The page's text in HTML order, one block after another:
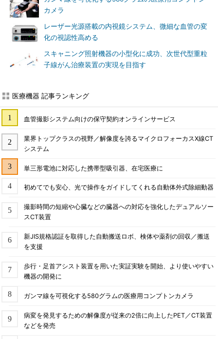
カメラ
レーザー光源搭載の内視鏡システム、微細な血管の変
化の視認性高める
スキャニング照射機器の小型化に成功、次世代型重粒
子線がん治療装置の実現を目指す
医療機器 記事ランキング
血管撮影システム向けの保守契約オンラインサービス
業界トップクラスの視野／解像度を誇るマイクロフォーカスX線CT
システム
単三形電池に対応した携帯型吸引器、在宅医療に
初めてでも安心、光で操作をガイドしてくれる自動体外式除細動器
撮影時間の短縮や心臓などの臓器への対応を強化したデュアルソー
スCT装置
新JIS規格認証を取得した自動搬送ロボ、検体や薬剤の回収／搬送
を支援
歩行・足首アシスト装置を用いた実証実験を開始、より使いやすい
機器の開発に
ガンマ線を可視化する580グラムの医療用コンプトンカメラ
病変を発見するための解像度が従来の2倍に向上したPET／CT装置
などを発売